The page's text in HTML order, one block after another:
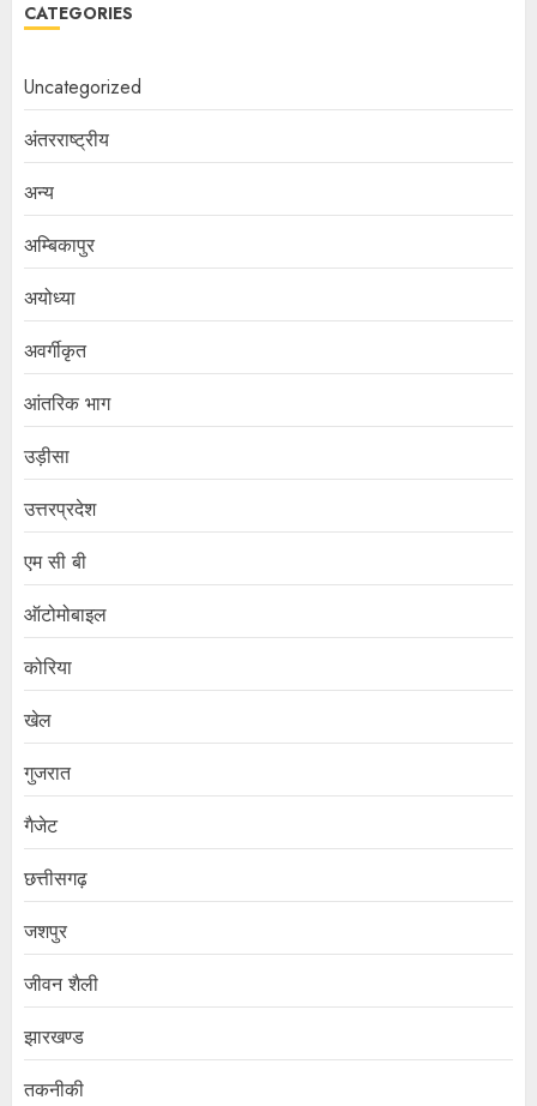
CATEGORIES
Uncategorized
अंतरराष्ट्रीय
अन्य
अम्बिकापुर
अयोध्या
अवर्गीकृत
आंतरिक भाग
उड़ीसा
उत्तरप्रदेश
एम सी बी
ऑटोमोबाइल
कोरिया
खेल
गुजरात
गैजेट
छत्तीसगढ़
जशपुर
जीवन शैली
झारखण्ड
तकनीकी